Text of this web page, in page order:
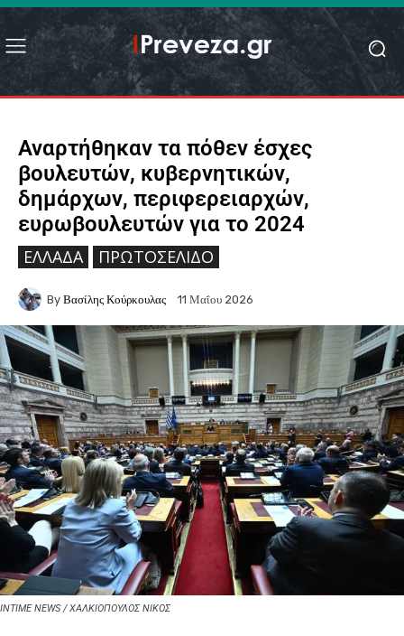
Αναρτήθηκαν τα πόθεν έσχες
βουλευτών, κυβερνητικών,
δημάρχων, περιφερειαρχών,
ευρωβουλευτών για το 2024
ΕΛΛΆΔΑ ΠΡΩΤΟΣΈΛΙΔΟ
By Βασίλης Κούρκουλας 11 Μαΐου 2026
INTIME NEWS / ΧΑΛΚΙΟΠΟΥΛΟΣ ΝΙΚΟΣ